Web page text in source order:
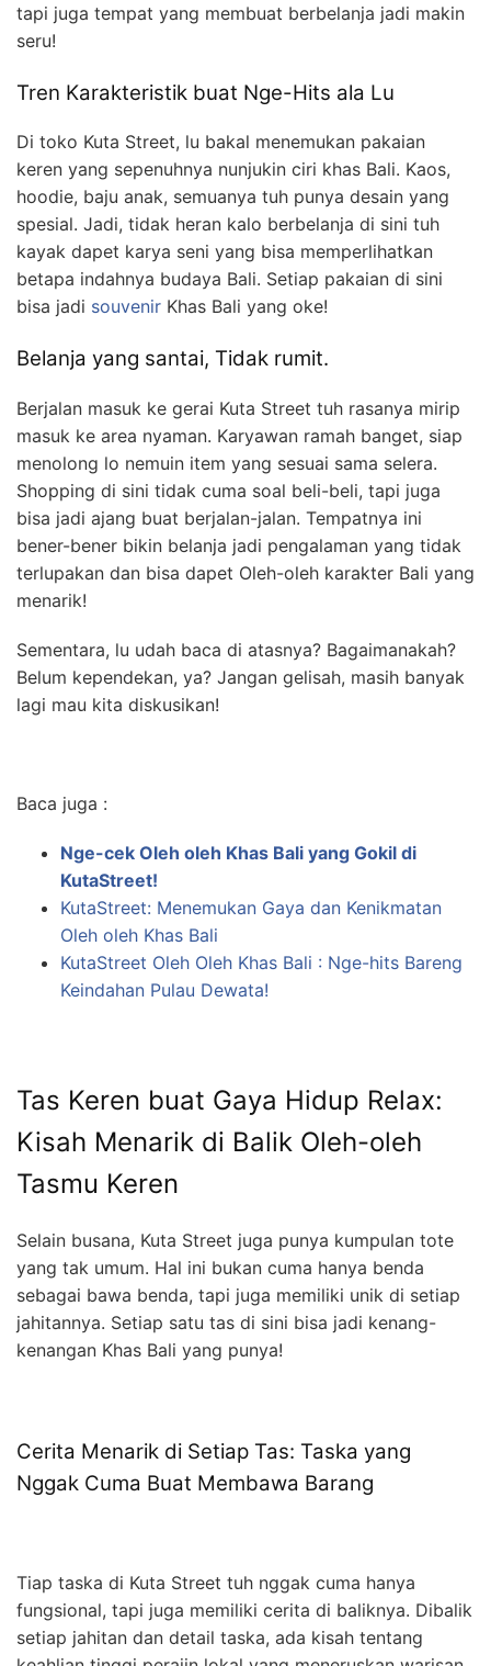
tapi juga tempat yang membuat berbelanja jadi makin
seru!
Tren Karakteristik buat Nge-Hits ala Lu
Di toko Kuta Street, lu bakal menemukan pakaian
keren yang sepenuhnya nunjukin ciri khas Bali. Kaos,
hoodie, baju anak, semuanya tuh punya desain yang
spesial. Jadi, tidak heran kalo berbelanja di sini tuh
kayak dapet karya seni yang bisa memperlihatkan
betapa indahnya budaya Bali. Setiap pakaian di sini
bisa jadi souvenir Khas Bali yang oke!
Belanja yang santai, Tidak rumit.
Berjalan masuk ke gerai Kuta Street tuh rasanya mirip
masuk ke area nyaman. Karyawan ramah banget, siap
menolong lo nemuin item yang sesuai sama selera.
Shopping di sini tidak cuma soal beli-beli, tapi juga
bisa jadi ajang buat berjalan-jalan. Tempatnya ini
bener-bener bikin belanja jadi pengalaman yang tidak
terlupakan dan bisa dapet Oleh-oleh karakter Bali yang
menarik!
Sementara, lu udah baca di atasnya? Bagaimanakah?
Belum kependekan, ya? Jangan gelisah, masih banyak
lagi mau kita diskusikan!
Baca juga :
Nge-cek Oleh oleh Khas Bali yang Gokil di
KutaStreet!
KutaStreet: Menemukan Gaya dan Kenikmatan
Oleh oleh Khas Bali
KutaStreet Oleh Oleh Khas Bali : Nge-hits Bareng
Keindahan Pulau Dewata!
Tas Keren buat Gaya Hidup Relax:
Kisah Menarik di Balik Oleh-oleh
Tasmu Keren
Selain busana, Kuta Street juga punya kumpulan tote
yang tak umum. Hal ini bukan cuma hanya benda
sebagai bawa benda, tapi juga memiliki unik di setiap
jahitannya. Setiap satu tas di sini bisa jadi kenang-
kenangan Khas Bali yang punya!
Cerita Menarik di Setiap Tas: Taska yang
Nggak Cuma Buat Membawa Barang
Tiap taska di Kuta Street tuh nggak cuma hanya
fungsional, tapi juga memiliki cerita di baliknya. Dibalik
setiap jahitan dan detail taska, ada kisah tentang